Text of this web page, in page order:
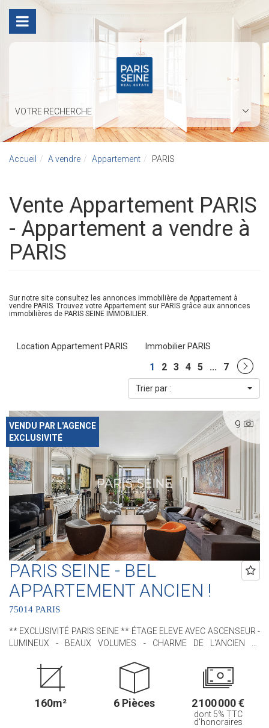
VOTRE RECHERCHE
Accueil A vendre Appartement PARIS
Vente Appartement PARIS
- Appartement a vendre à
PARIS
Sur notre site consultez les annonces immobilière de Appartement à
vendre PARIS. Trouvez votre Appartement sur PARIS grâce aux annonces
immobilières de PARIS SEINE IMMOBILIER.
Location Appartement PARIS Immobilier PARIS
1 2 3 4 5 ... 7
Trier par :
9
VENDU PAR L'AGENCE
EXCLUSIVITÉ
PARIS SEINE - BEL
APPARTEMENT ANCIEN !
75014 PARIS
** EXCLUSIVITÉ PARIS SEINE ** ÉTAGE ELEVE AVEC ASCENSEUR -
LUMINEUX - BEAUX VOLUMES - CHARME DE L'ANCIEN **
et du jardin du Luxembourg, nous avons le plaisir de vous
proposer, ce bel appartement situé au sein d'un immeuble de
l'ANCIEN avec ses moulures, son parquet en pointe de Hongrie,
ses cheminées et ses MAGNIFIQUES VOLUMES (3m de hauteur
160m² 6 Pièces 2 100 000 €
dont 5% TTC
d'honoraires